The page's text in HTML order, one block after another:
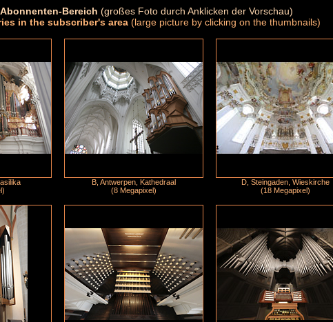
Bereich (großes Foto durch Anklicken der Vorschau)
in the subscriber's area (large picture by clicking on the thumbnails)
B, Antwerpen, Kathedraal
(8 Megapixel)
D, Steingaden, Wieskirche
(18 Megapixel)